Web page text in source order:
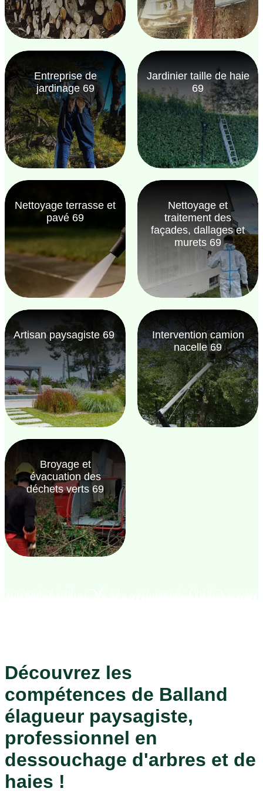
Entreprise de
jardinage 69
Jardinier taille de haie
69
Nettoyage terrasse et
pavé 69
Nettoyage et
traitement des
façades, dallages et
murets 69
Artisan paysagiste 69
Intervention camion
nacelle 69
Broyage et
évacuation des
déchets verts 69
Découvrez les
compétences de Balland
élagueur paysagiste,
professionnel en
dessouchage d'arbres et de
haies !